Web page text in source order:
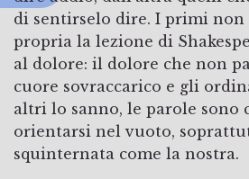
di sentirselo dire. I primi non
propria la lezione di
al dolore: il dolore che non
cuore sovraccarico e gli
altri lo sanno, le parole sono
orientarsi nel vuoto,
squinternata come la nostra.